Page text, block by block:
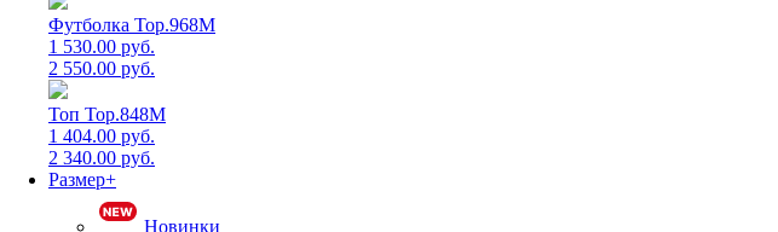
Футболка Top.968M
1 530.00 руб.
2 550.00 руб.
Топ Top.848M
1 404.00 руб.
2 340.00 руб.
Размер+
Новинки